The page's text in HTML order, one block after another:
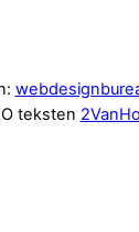
teksten